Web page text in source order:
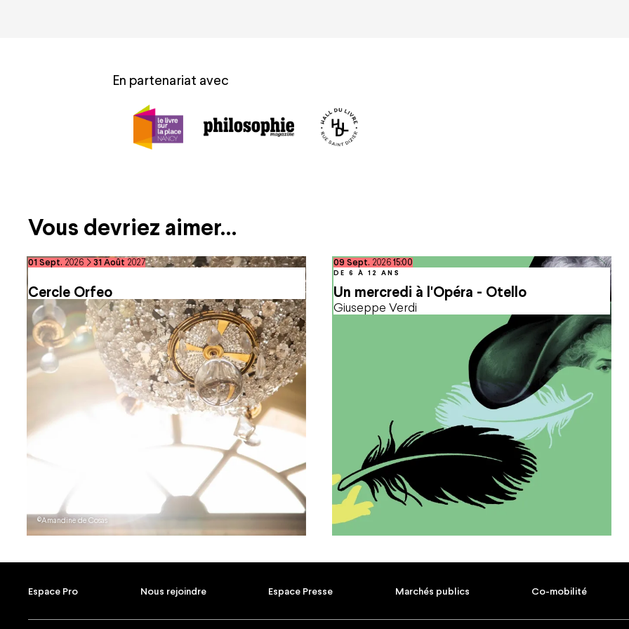
En partenariat avec
Vous devriez aimer…
©Amandine de Cosas
Cercle Orfeo
du
01septembre
Sept. 2026 au
31août
Août 2027
Un mercredi à l'Opéra - Otello
Giuseppe Verdi
DE 6 À 12 ANS
09septembre
Sept. 202615:00
Espace Pro Nous rejoindre Espace Presse Marchés publics Co-mobilité